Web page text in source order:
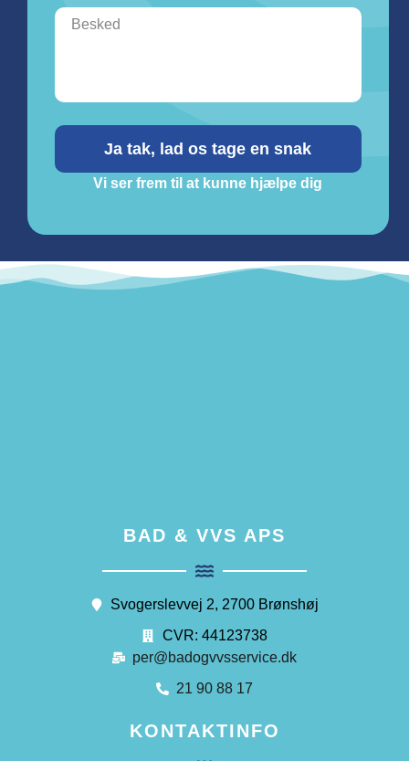
Ja tak, lad os tage en snak
Vi ser frem til at kunne hjælpe dig
BAD & VVS APS
Svogerslevvej 2, 2700 Brønshøj
CVR: 44123738
per@badogvvsservice.dk
21 90 88 17
KONTAKTINFO